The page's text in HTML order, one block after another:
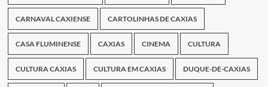
CARNAVAL CAXIENSE CARTOLINHAS DE CAXIAS
CASA FLUMINENSE CAXIAS CINEMA CULTURA
CULTURA CAXIAS CULTURA EM CAXIAS DUQUE-DE-CAXIAS